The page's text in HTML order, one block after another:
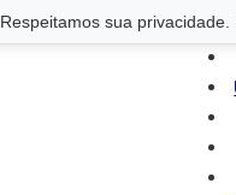
Respeitamos sua